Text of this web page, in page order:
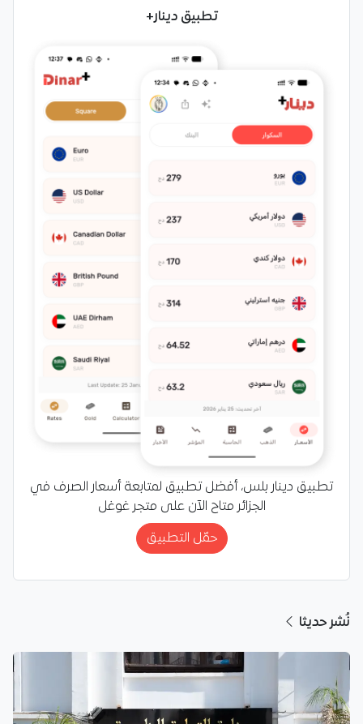
تطبيق دينار+
تطبيق دينار بلس، أفضل تطبيق لمتابعة أسعار الصرف في
الجزائر متاح الآن على متجر غوغل
حمّل التطبيق
نُشر حديثا